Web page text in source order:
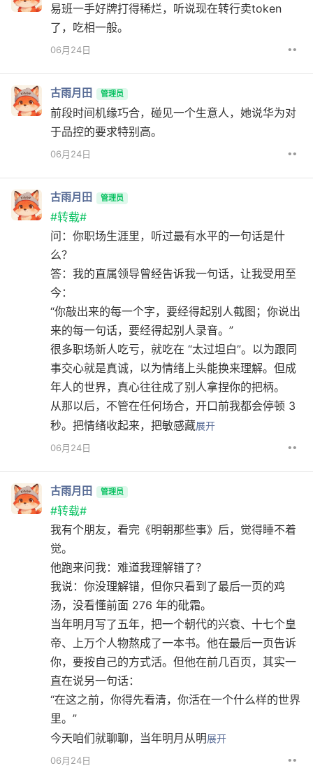
易班一手好牌打得稀烂，听说现在转行卖token
了，吃相一般。
06月24日 ••
古雨月田 管理员
前段时间机缘巧合，碰见一个生意人，她说华为对
于品控的要求特别高。
06月24日 ••
古雨月田 管理员
#转载#
问：你职场生涯里，听过最有水平的一句话是什
么？
答：我的直属领导曾经告诉我一句话，让我受用至
今：
“你敲出来的每一个字，要经得起别人截图；你说出
来的每一句话，要经得起别人录音。”
很多职场新人吃亏，就吃在 “太过坦白”。以为跟同
事交心就是真诚，以为情绪上头能换来理解。但成
年人的世界，真心往往成了别人拿捏你的把柄。
从那以后，不管在任何场合，开口前我都会停顿 3
秒。把情绪收起来，把敏感藏展开
06月24日
••
古雨月田 管理员
#转载#
我有个朋友，看完《明朝那些事》后，觉得睡不着
觉。
他跑来问我：难道我理解错了？
我说：你没理解错，但你只看到了最后一页的鸡
汤，没看懂前面 276 年的砒霜。
当年明月写了五年，把一个朝代的兴衰、十七个皇
帝、上万个人物熬成了一本书。他在最后一页告诉
你，要按自己的方式活。但他在前几百页，其实一
直在说另一句话：
“在这之前，你得先看清，你活在一个什么样的世界
里。”
今天咱们就聊聊，当年明月从明展开
06月24日
••